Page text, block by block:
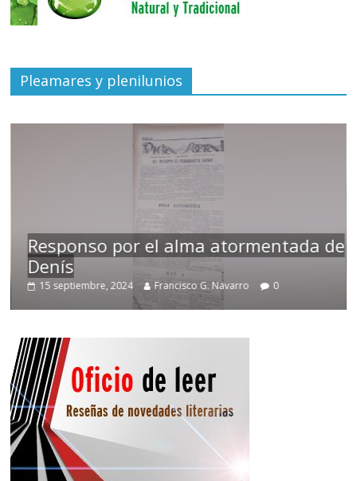
Pleamares y plenilunios
Responso por el alma atormentada de
Denís
15 septiembre, 2024 Francisco G. Navarro 0